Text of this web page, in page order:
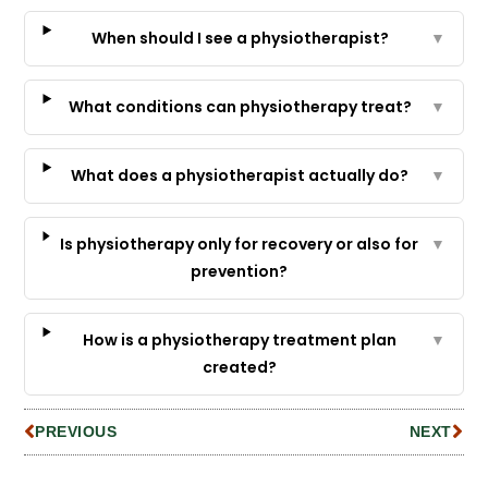
When should I see a physiotherapist? ▼
What conditions can physiotherapy treat? ▼
What does a physiotherapist actually do? ▼
Is physiotherapy only for recovery or also for
prevention?
▼
How is a physiotherapy treatment plan
created?
▼
PREVIOUS NEXT